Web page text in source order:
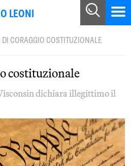
LEONI
DI CORAGGIO COSTITUZIONALE
costituzionale
dichiara illegittimo il